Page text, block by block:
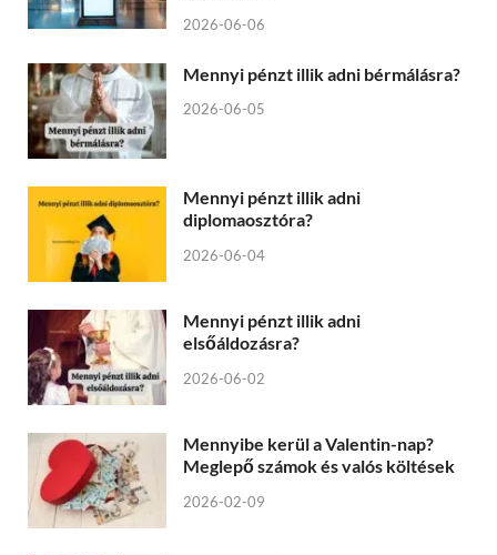
2026-06-06
Mennyi pénzt illik adni bérmálásra?
2026-06-05
Mennyi pénzt illik adni
diplomaosztóra?
2026-06-04
Mennyi pénzt illik adni
elsőáldozásra?
2026-06-02
Mennyibe kerül a Valentin-nap?
Meglepő számok és valós költések
2026-02-09